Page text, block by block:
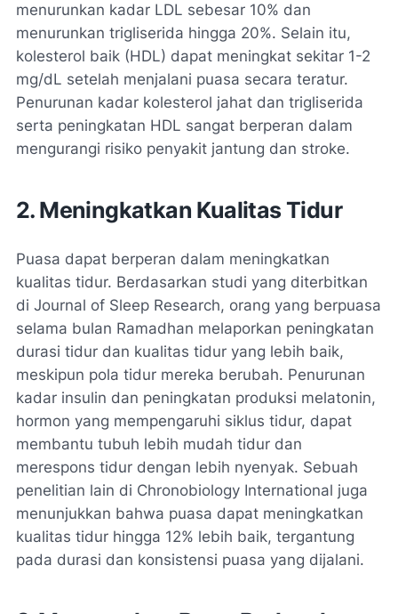
menurunkan kadar LDL sebesar 10% dan
menurunkan trigliserida hingga 20%. Selain itu,
kolesterol baik (HDL) dapat meningkat sekitar 1-2
mg/dL setelah menjalani puasa secara teratur.
Penurunan kadar kolesterol jahat dan trigliserida
serta peningkatan HDL sangat berperan dalam
mengurangi risiko penyakit jantung dan stroke.
2. Meningkatkan Kualitas Tidur
Puasa dapat berperan dalam meningkatkan
kualitas tidur. Berdasarkan studi yang diterbitkan
di Journal of Sleep Research, orang yang berpuasa
selama bulan Ramadhan melaporkan peningkatan
durasi tidur dan kualitas tidur yang lebih baik,
meskipun pola tidur mereka berubah. Penurunan
kadar insulin dan peningkatan produksi melatonin,
hormon yang mempengaruhi siklus tidur, dapat
membantu tubuh lebih mudah tidur dan
merespons tidur dengan lebih nyenyak. Sebuah
penelitian lain di Chronobiology International juga
menunjukkan bahwa puasa dapat meningkatkan
kualitas tidur hingga 12% lebih baik, tergantung
pada durasi dan konsistensi puasa yang dijalani.